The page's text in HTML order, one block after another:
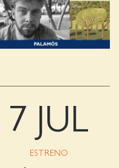
7 JUL
ESTRENO